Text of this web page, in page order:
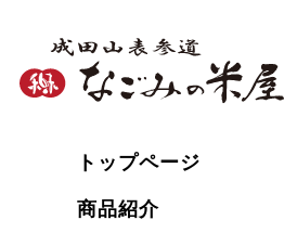
トップページ
商品紹介